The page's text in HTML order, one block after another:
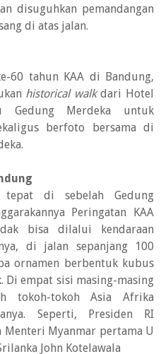
disuguhkan pemandangan
di atas jalan.
60 tahun KAA di Bandung,
historical walkdari Hotel
Gedung Merdeka untuk
berfoto bersama di
tepat di sebelah Gedung
Peringatan KAA
bisa dilalui kendaraan
di jalan sepanjang 100
ornamen berbentuk kubus
empat sisi masing-masing
tokoh-tokoh Asia Afrika
Seperti, Presiden RI
Menteri Myanmar pertama U
John Kotelawala